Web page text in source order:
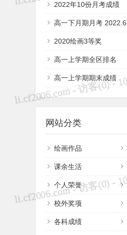
2022年10份月考成绩
高一下月期月考 2022.6
2020绘画3等奖
高一上学期全区排名
高一上学期期末成绩
网站分类
绘画作品
课余生活
个人荣誉
校外奖项
各科成绩